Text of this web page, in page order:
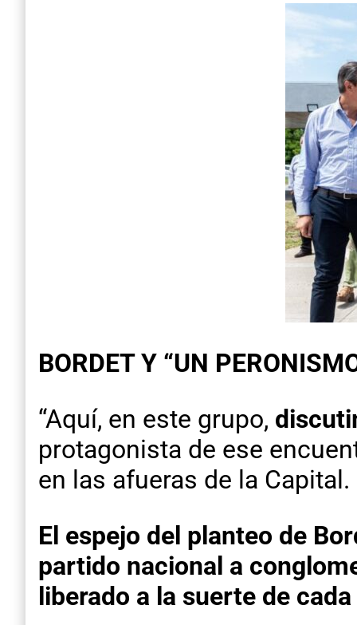
BORDET Y “UN
“Aquí, en este grupo,
protagonista de ese
en las afueras de la Capital.
El espejo del planteo de
partido nacional a
liberado a la suerte de